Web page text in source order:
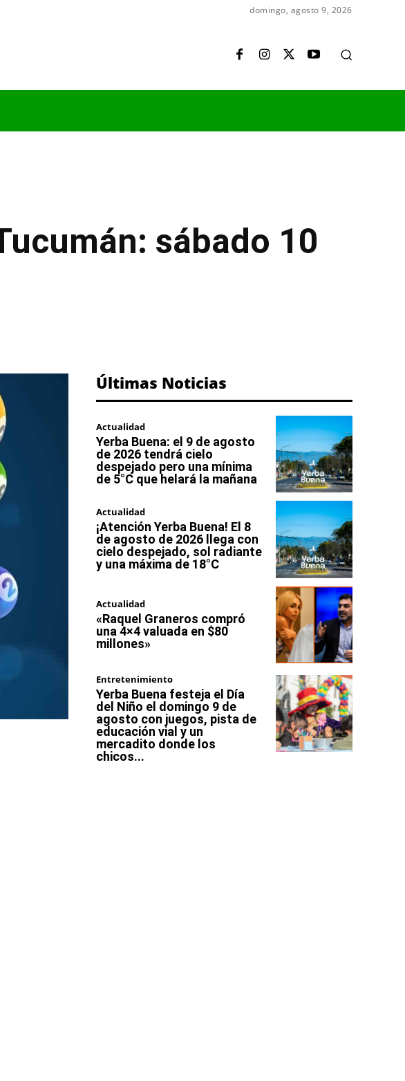
domingo, agosto 9, 2026
sábado 10
Últimas Noticias
Actualidad
Yerba Buena: el 9 de agosto
de 2026 tendrá cielo
despejado pero una mínima
de 5°C que helará la mañana
Actualidad
¡Atención Yerba Buena! El 8
de agosto de 2026 llega con
cielo despejado, sol radiante
y una máxima de 18°C
Actualidad
«Raquel Graneros compró
una 4×4 valuada en $80
millones»
Entretenimiento
Yerba Buena festeja el Día
del Niño el domingo 9 de
agosto con juegos, pista de
educación vial y un
mercadito donde los
chicos...